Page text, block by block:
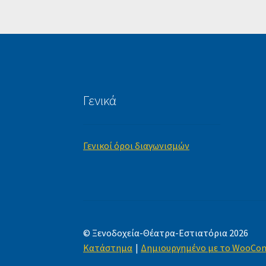
Γενικά
Γενικοί όροι διαγωνισμών
© Ξενοδοχεία-Θέατρα-Εστιατόρια 2026
Κατάστημα
Δημιουργημένο με το